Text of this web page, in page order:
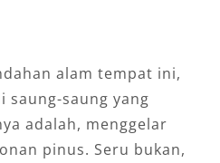
alam tempat ini,
saung-saung yang
adalah, menggelar
pinus. Seru bukan,